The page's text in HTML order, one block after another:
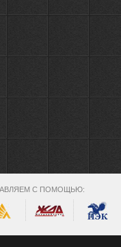
С ПОМОЩЬЮ: